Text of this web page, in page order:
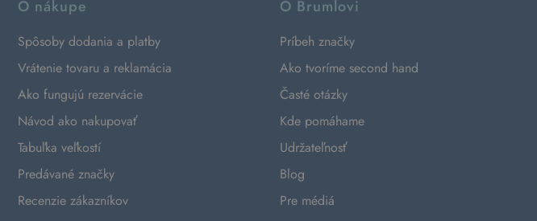
O nákupe
Spôsoby dodania a platby
Vrátenie tovaru a reklamácia
Ako fungujú rezervácie
Návod ako nakupovať
Tabuľka veľkostí
Predávané značky
Recenzie zákazníkov
O Brumlovi
Príbeh značky
Ako tvoríme second hand
Časté otázky
Kde pomáhame
Udržateľnosť
Blog
Pre médiá